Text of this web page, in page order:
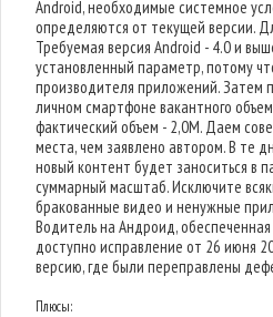
Android, необходимые системное
определяются от текущей версии.
Требуемая версия Android - 4.0 и
установленный параметр, потому
производителя приложений. Затем
личном смартфоне вакантного
фактический объем - 2,0M. Даем
места, чем заявлено автором. В те
новый контент будет заноситься в
суммарный масштаб. Исключите
бракованные видео и ненужные
Водитель на Андроид,
доступно исправление от 26 июня
версию, где были переправлены
Плюсы: